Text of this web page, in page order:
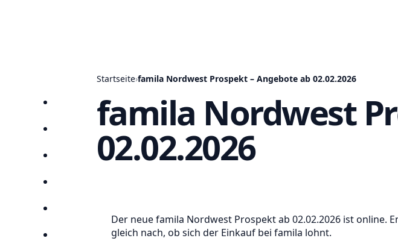
Startseite
Prospekte
Angebote
Lieblingsprospekte
Startseite›famila Nordwest Prospekt – Angebote ab 02.02.2026
famila Nordwest
02.02.2026
Der neue famila Nordwest Prospekt ab 02.02.2026 ist online.
gleich nach, ob sich der Einkauf bei famila lohnt.